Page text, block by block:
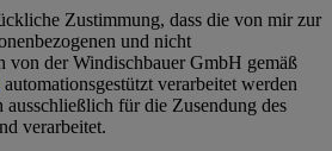
Zustimmung, dass die von mir zur
und nicht
von derWindischbauer GmbH gemäß
automationsgestützt verarbeitet werden
für die Zusendung des
verarbeitet.